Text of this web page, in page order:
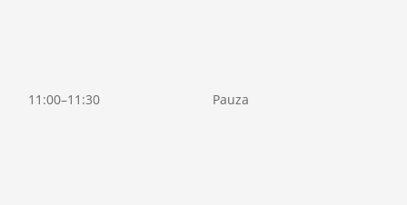
11:00–11:30 Pauza